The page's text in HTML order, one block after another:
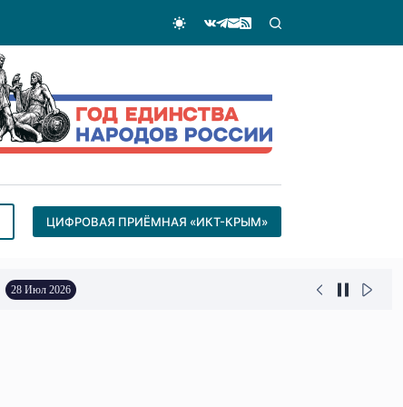
ЦИФРОВАЯ ПРИЁМНАЯ «ИКТ-КРЫМ»
28 Июл 2026